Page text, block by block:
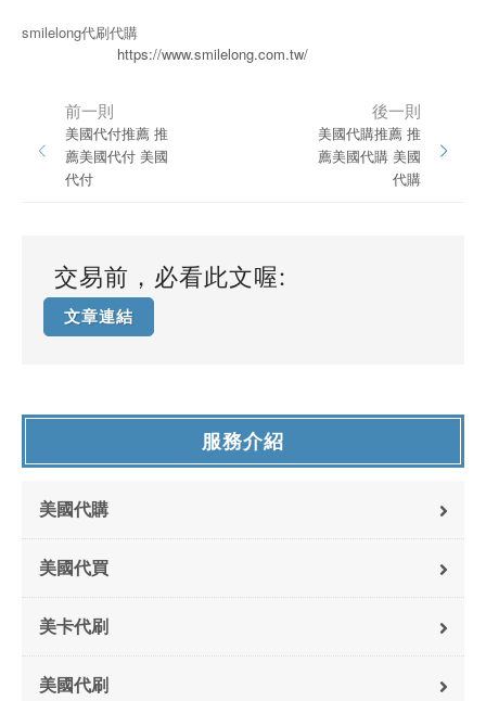
smilelong代刷代購
https://www.smilelong.com.tw/
前一則
美國代付推薦 推
薦美國代付 美國
代付
後一則
美國代購推薦 推
薦美國代購 美國
代購
交易前，必看此文喔:
文章連結
服務介紹
美國代購
美國代買
美卡代刷
美國代刷